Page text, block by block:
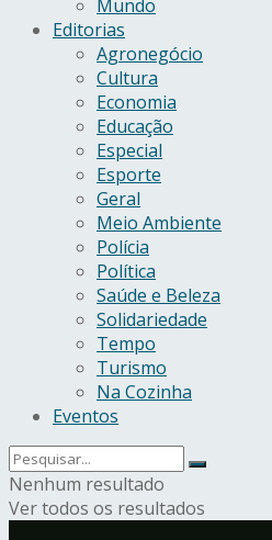
Mundo
Editorias
Agronegócio
Cultura
Economia
Educação
Especial
Esporte
Geral
Meio Ambiente
Polícia
Política
Saúde e Beleza
Solidariedade
Tempo
Turismo
Na Cozinha
Eventos
Nenhum resultado
Ver todos os resultados